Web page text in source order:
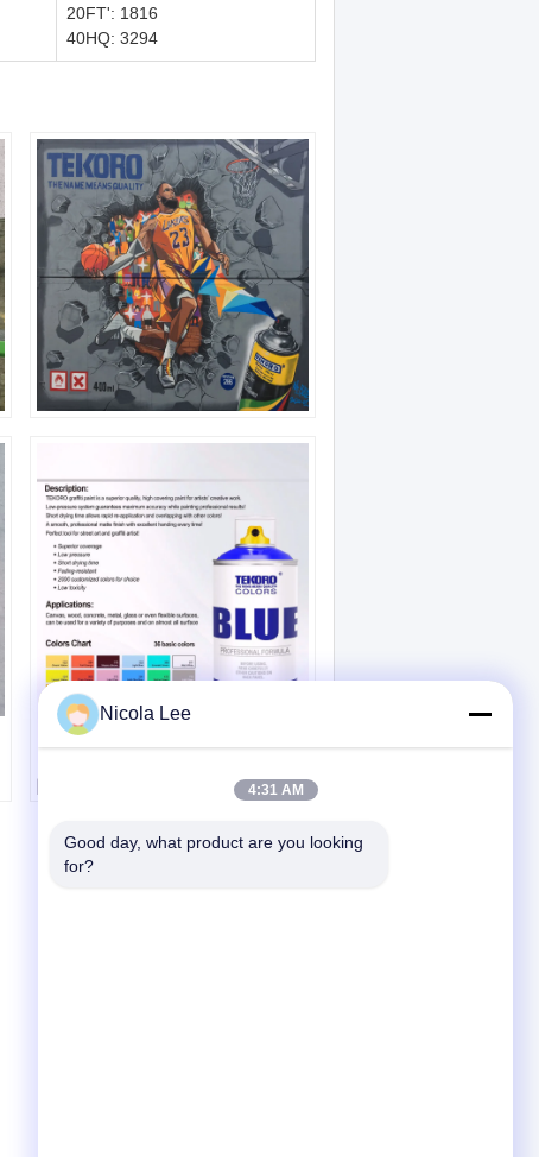
20FT': 1816
40HQ: 3294
Nicola Lee
4:31 AM
Good day, what product are you looking
for?